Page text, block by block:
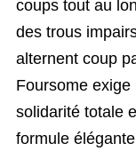
coups tout au
des trous
alternent coup
Foursome
solidarité totale
formule